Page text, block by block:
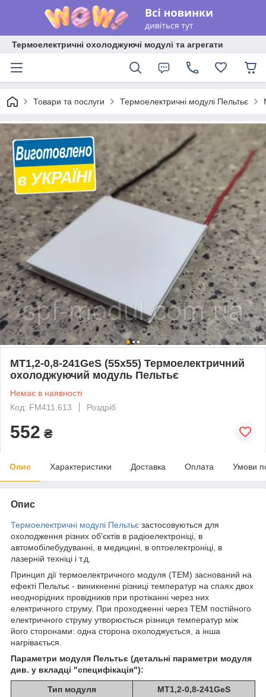
Термоелектричні охолоджуючі модулі та агрегати
Товари та послуги Термоелектричні модулі Пельтьє
MT1,2-0,8-241GeS (55х55) Термоелектричний
охолоджуючий модуль Пельтьє
Немає в наявності
Код: FM411.613
Роздріб
552 ₴
Опис Характеристики Доставка Оплата Умови
Опис
Термоелектричні модулі Пельтьє застосовуються для
охолодження різних об'єктів в радіоелектроніці, в
автомобілебудуванні, в медицині, в оптоелектроніці, в
лазерній техніці і т.д.
Принцип дії термоелектричного модуля (ТЕМ) заснований на
ефекті Пельтьє - виникненні різниці температур на спаях двох
неоднорідних провідників при протіканні через них
електричного струму. При проходженні через ТЕМ постійного
електричного струму утворюється різниця температур між
його сторонами: одна сторона охолоджується, а інша
нагрівається.
Параметри модуля Пельтьє (детальні параметри модуля
див. у вкладці "специфікація"):
Тип модуля
MT1,2-0,8-241GeS